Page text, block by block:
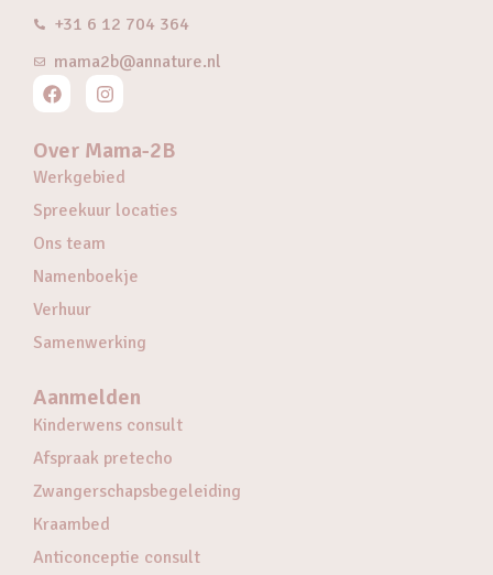
+31 6 12 704 364
mama2b@annature.nl
Over Mama-2B
Werkgebied
Spreekuur locaties
Ons team
Namenboekje
Verhuur
Samenwerking
Aanmelden
Kinderwens consult
Afspraak pretecho
Zwangerschapsbegeleiding
Kraambed
Anticonceptie consult